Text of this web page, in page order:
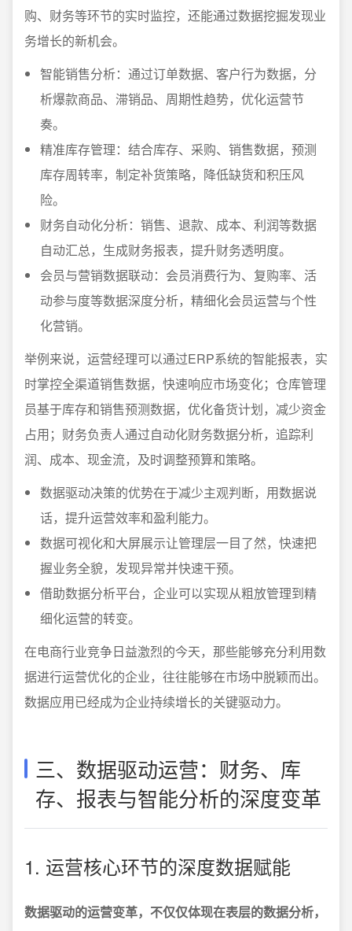
购、财务等环节的实时监控，还能通过数据挖掘发现业
务增长的新机会。
智能销售分析：通过订单数据、客户行为数据，分
析爆款商品、滞销品、周期性趋势，优化运营节
奏。
精准库存管理：结合库存、采购、销售数据，预测
库存周转率，制定补货策略，降低缺货和积压风
险。
财务自动化分析：销售、退款、成本、利润等数据
自动汇总，生成财务报表，提升财务透明度。
会员与营销数据联动：会员消费行为、复购率、活
动参与度等数据深度分析，精细化会员运营与个性
化营销。
举例来说，运营经理可以通过ERP系统的智能报表，实
时掌控全渠道销售数据，快速响应市场变化；仓库管理
员基于库存和销售预测数据，优化备货计划，减少资金
占用；财务负责人通过自动化财务数据分析，追踪利
润、成本、现金流，及时调整预算和策略。
数据驱动决策的优势在于减少主观判断，用数据说
话，提升运营效率和盈利能力。
数据可视化和大屏展示让管理层一目了然，快速把
握业务全貌，发现异常并快速干预。
借助数据分析平台，企业可以实现从粗放管理到精
细化运营的转变。
在电商行业竞争日益激烈的今天，那些能够充分利用数
据进行运营优化的企业，往往能够在市场中脱颖而出。
数据应用已经成为企业持续增长的关键驱动力。
三、数据驱动运营：财务、库
存、报表与智能分析的深度变革
1. 运营核心环节的深度数据赋能
数据驱动的运营变革，不仅仅体现在表层的数据分析，